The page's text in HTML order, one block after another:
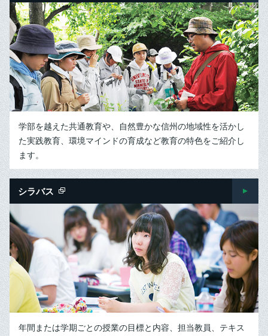
学部を越えた共通教育や、自然豊かな信州の地域性を活かし
た実践教育、環境マインドの育成など教育の特色をご紹介し
ます。
シラバス
年間または学期ごとの授業の目標と内容、担当教員、テキス